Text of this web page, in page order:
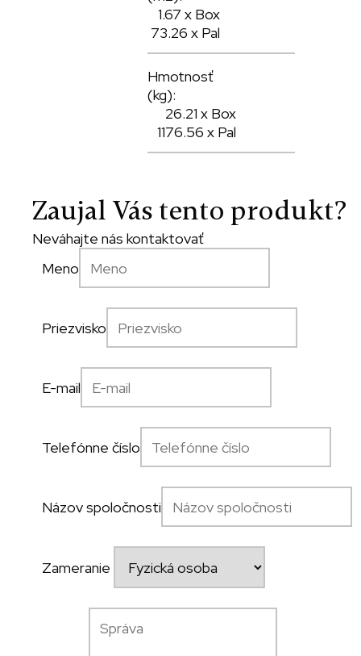
1.67 x Box
73.26 x Pal
Hmotnosť
(kg):
26.21 x Box
1176.56 x Pal
Zaujal Vás tento produkt?
Neváhajte nás kontaktovať
Meno
Priezvisko
E-mail
Telefónne číslo
Názov spoločnosti
Zameranie